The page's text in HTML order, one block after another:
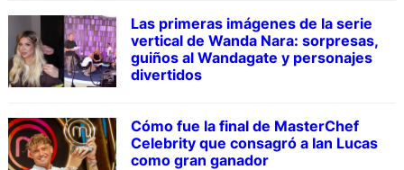
Las primeras imágenes de la serie
vertical de Wanda Nara: sorpresas,
guiños al Wandagate y personajes
divertidos
Cómo fue la final de MasterChef
Celebrity que consagró a Ian Lucas
como gran ganador